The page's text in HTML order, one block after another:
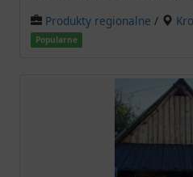
Produkty regionalne /
Popularne